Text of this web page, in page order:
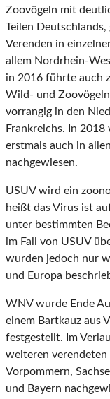
Zoovögeln mit
Teilen
Verenden in
allem Nordrhein-
in 2016 führte auch
Wild- und
vorrangig in den
Frankreichs. In
erstmals auch in
nachgewiesen.
USUV wird ein
heißt das Virus ist
unter bestimmten
im Fall von USUV
wurden jedoch nur
und Europa
WNV wurde Ende
einem Bartkauz aus
festgestellt. Im
weiteren
Vorpommern,
und Bayern